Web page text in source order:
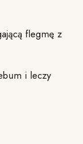
flegmę z
i leczy